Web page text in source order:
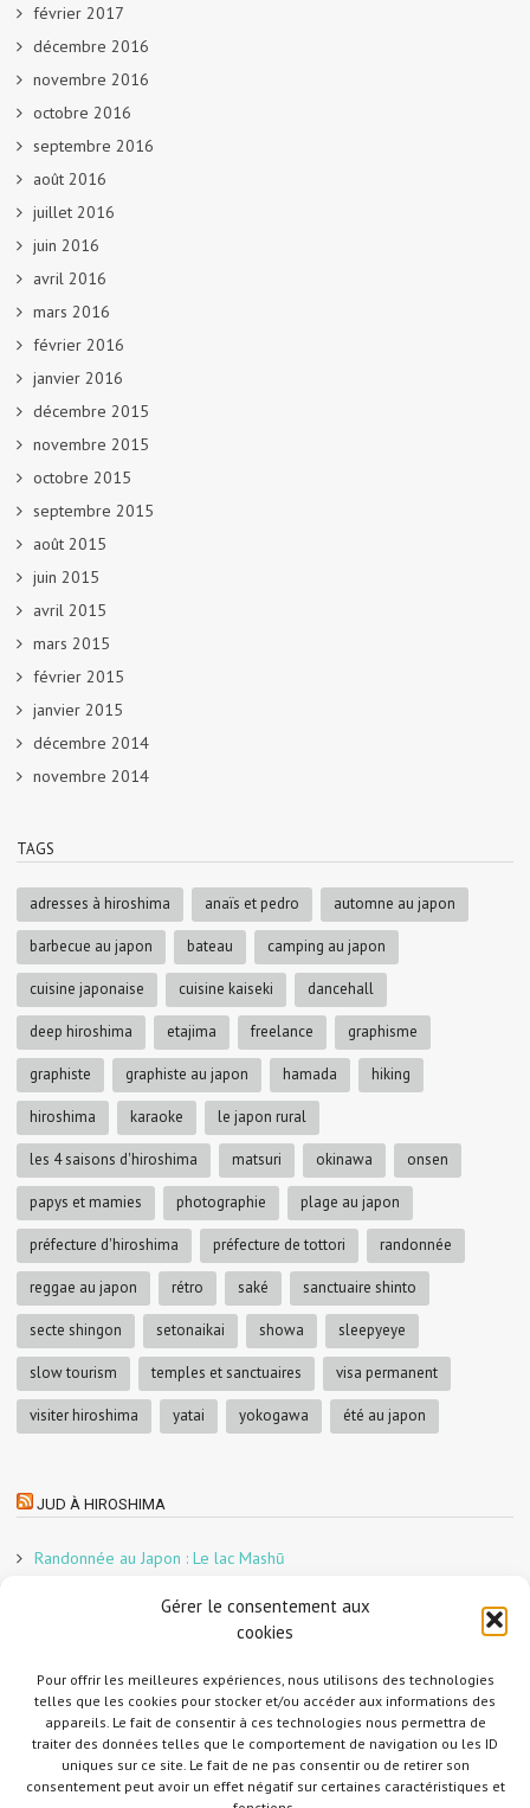
Gérer le consentement aux
cookies
Pour offrir les meilleures expériences, nous utilisons des technologies
telles que les cookies pour stocker et/ou accéder aux informations des
appareils. Le fait de consentir à ces technologies nous permettra de
traiter des données telles que le comportement de navigation ou les ID
uniques sur ce site. Le fait de ne pas consentir ou de retirer son
consentement peut avoir un effet négatif sur certaines caractéristiques et
février 2017
décembre 2016
novembre 2016
octobre 2016
septembre 2016
août 2016
juillet 2016
juin 2016
avril 2016
mars 2016
février 2016
janvier 2016
décembre 2015
novembre 2015
octobre 2015
septembre 2015
août 2015
juin 2015
avril 2015
mars 2015
février 2015
janvier 2015
décembre 2014
novembre 2014
TAGS
adresses à hiroshima anaïs et pedro automne au japon
barbecue au japon bateau camping au japon
cuisine japonaise cuisine kaiseki dancehall
deep hiroshima etajima freelance graphisme
graphiste graphiste au japon hamada hiking
hiroshima karaoke le japon rural
les 4 saisons d'hiroshima matsuri okinawa onsen
papys et mamies photographie plage au japon
préfecture d'hiroshima préfecture de tottori randonnée
reggae au japon rétro saké sanctuaire shinto
secte shingon setonaikai showa sleepyeye
slow tourism temples et sanctuaires visa permanent
visiter hiroshima yatai yokogawa été au japon
JUD À HIROSHIMA
Randonnée au Japon : Le lac Mashū
Un café et des cabanes dans la forêt
Slow Tourism à Tomo-no-Ura
Slow tourism à Onomichi
Randonnée au Japon : Le Mont Daisen